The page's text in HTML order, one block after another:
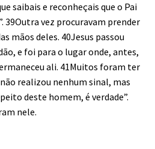
saibais e reconheçais que o Pai
39Outra vez procuravam prender
mãos deles. 40Jesus passou
e foi para o lugar onde, antes,
ali. 41Muitos foram ter
realizou nenhum sinal, mas
deste homem, é verdade”.
nele.